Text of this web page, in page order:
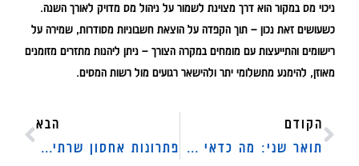
ניכוי מס במקור הוא דרך מצוינת לשמור על ניהול מס מדויק לאורך השנה.
כשעושים זאת נכון – תוך הקפדה על הוצאת חשבוניות מסודרות, שמירה על
רישומים והתייעצות עם מומחים במקרה הצורך – ניתן ליהנות מתזרים מזומנים
מאוזן, להימנע מתשלומי יתר ולהישאר רגועים מול רשות המסים.
הקודם
תואר שני: מה כדאי ללמוד? התארים הנחשקים של 2024
הבא
פתרונות אחסון שרתים לעסקים: שרתים מקומיים, ענן ומה שביניהם